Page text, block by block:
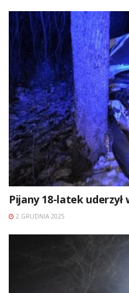
Pijany 18-latek uderzył
2 GRUDNIA 2025